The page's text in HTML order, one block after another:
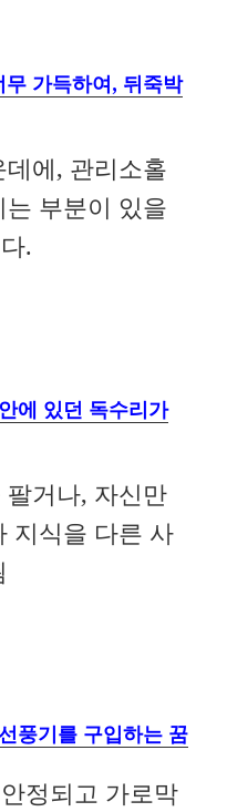
가득하여, 뒤죽박
에, 관리소홀
부분이 있을
.
에 있던 독수리가
거나, 자신만
지식을 다른 사
풍기를 구입하는 꿈
정되고 가로막